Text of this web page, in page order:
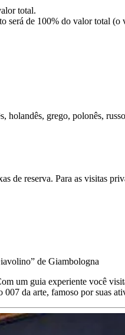
total.
será de 100% do valor
holandês, grego, polonês,
de reserva. Para as visitas
de Giambologna
um guia experiente você
da arte, famoso por suas